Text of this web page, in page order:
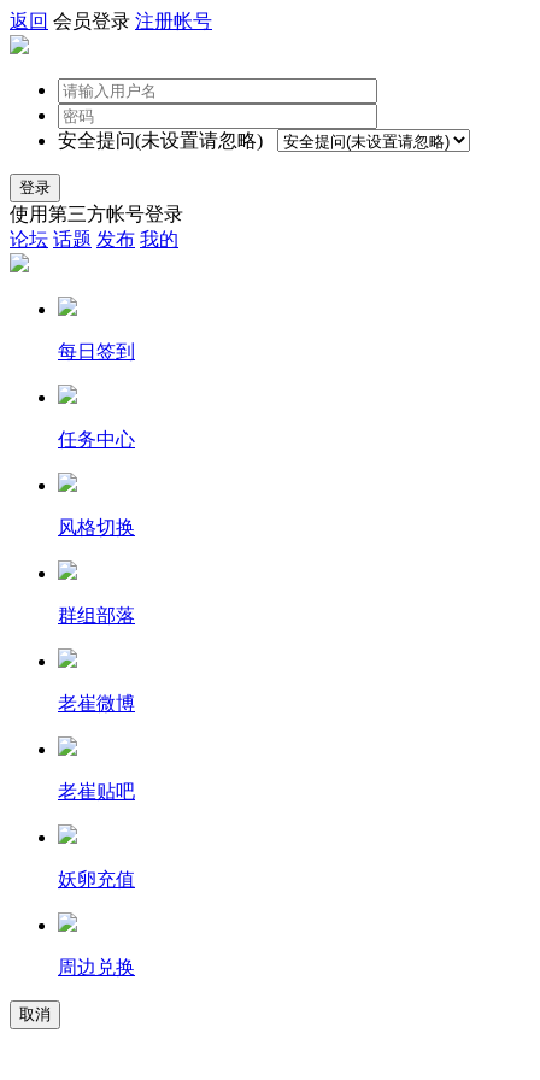
返回 会员登录 注册帐号
安全提问(未设置请忽略)
登录
使用第三方帐号登录
论坛 话题 发布 我的
每日签到
任务中心
风格切换
群组部落
老崔微博
老崔贴吧
妖卵充值
周边兑换
取消